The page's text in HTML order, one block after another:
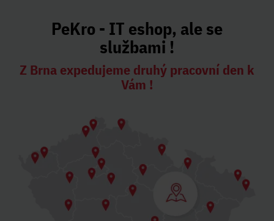
PeKro - IT eshop, ale se
službami !
Z Brna expedujeme druhý pracovní den k
Vám !